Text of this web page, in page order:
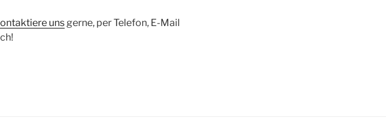
uns gerne, per Telefon, E-Mail